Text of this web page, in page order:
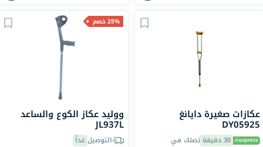
عكازات صغيرة دايانغ
DY05925
30 دقيقة تصلك في
25% خصم
ووليد عكاز الكوع والساعد
JL937L
التوصيلغداً